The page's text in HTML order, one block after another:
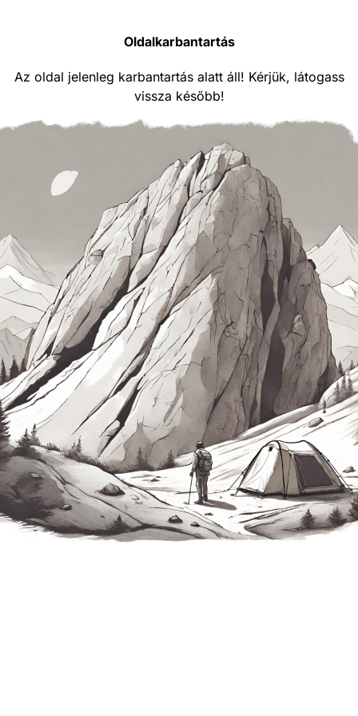
Oldalkarbantartás
Az oldal jelenleg karbantartás alatt áll! Kérjük, látogass
vissza később!